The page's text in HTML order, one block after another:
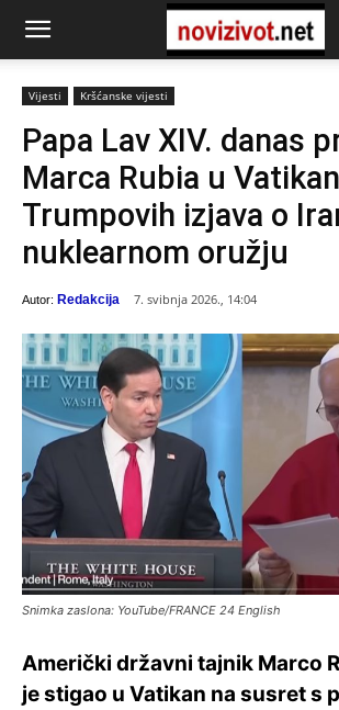
Vijesti Kršćanske vijesti
Papa Lav XIV. danas
Marca Rubia u
Trumpovih izjava o
nuklearnom oružju
Autor: Redakcija 7. svibnja 2026., 14:04
Snimka zaslona: YouTube/FRANCE 24 English
Američki državni tajnik Marco
je stigao u Vatikan na susret s